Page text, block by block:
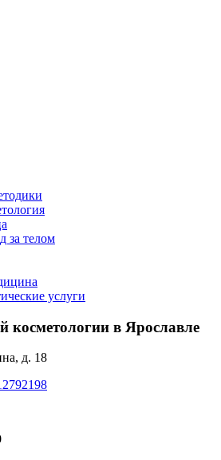
за телом
услуги
косметологии в Ярославле
д. 18